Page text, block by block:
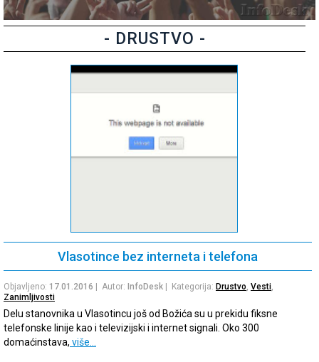
- DRUSTVO -
Vlasotince bez interneta i telefona
Objavljeno: 17.01.2016 | Autor: InfoDesk | Kategorija: Drustvo, Vesti,
Zanimljivosti
Delu stanovnika u Vlasotincu još od Božića su u prekidu fiksne
telefonske linije kao i televizijski i internet signali. Oko 300
domaćinstava, više…